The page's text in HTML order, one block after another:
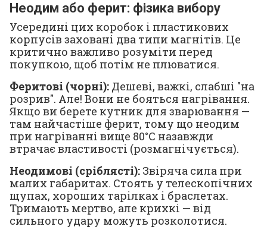
Неодим або ферит: фізика вибору
Усередині цих коробок і пластикових
корпусів заховані два типи магнітів. Це
критично важливо розуміти перед
покупкою, щоб потім не плюватися.
Феритові (чорні): Дешеві, важкі, слабші "на
розрив". Але! Вони не бояться нагрівання.
Якщо ви берете кутник для зварювання —
там найчастіше ферит, тому що неодим
при нагріванні вище 80°C назавжди
втрачає властивості (розмагнічується).
Неодимові (сріблясті): Звіряча сила при
малих габаритах. Стоять у телескопічних
щупах, хороших тарілках і браслетах.
Тримають мертво, але крихкі — від
сильного удару можуть розколотися.